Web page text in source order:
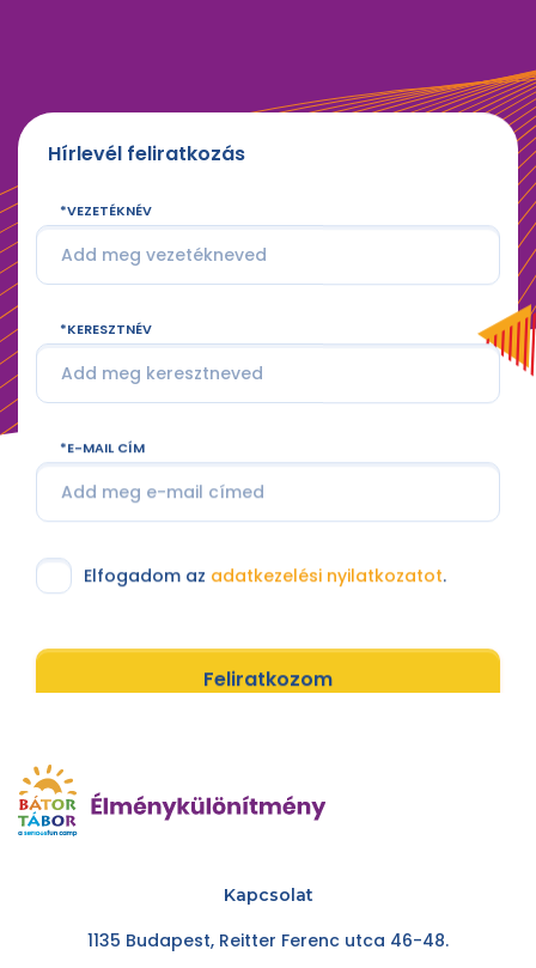
Hírlevél feliratkozás
VEZETÉKNÉV
KERESZTNÉV
E-MAIL CÍM
Elfogadom az adatkezelési nyilatkozatot.
Feliratkozom
Kapcsolat
1135 Budapest, Reitter Ferenc utca 46-48.